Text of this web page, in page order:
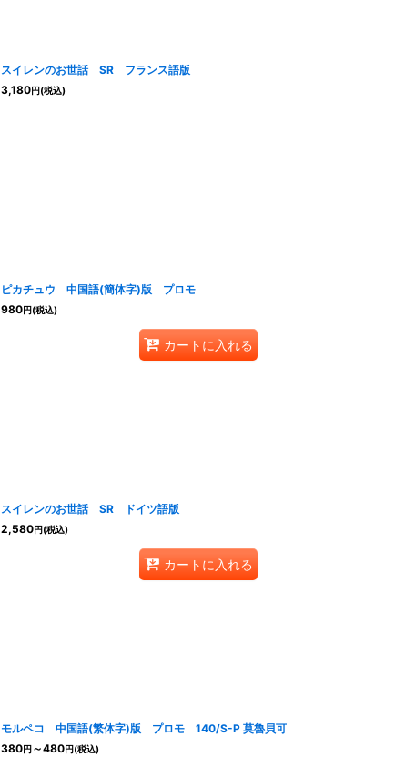
スイレンのお世話 SR フランス語版
3,180円(税込)
ピカチュウ 中国語(簡体字)版 プロモ
980円(税込)
カートに入れる
スイレンのお世話 SR ドイツ語版
2,580円(税込)
カートに入れる
モルペコ 中国語(繁体字)版 プロモ 140/S-P 莫魯貝可
380円 ～480円(税込)